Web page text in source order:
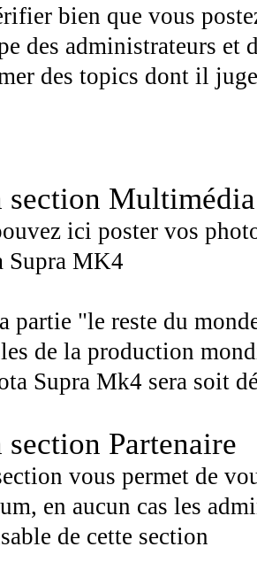
bien que vous
des administrateurs et
des topics dont il
section Multimédia
ici poster vos
Supra MK4
partie "le reste du
de la production
Supra Mk4 sera soit
section Partenaire
vous permet de
en aucun cas les
de cette section